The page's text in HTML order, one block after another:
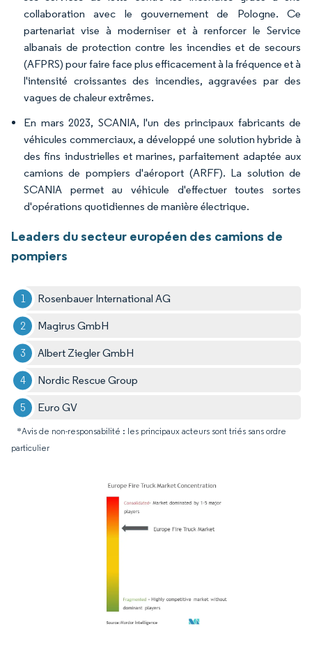
collaboration avec le gouvernement de Pologne. Ce
partenariat vise à moderniser et à renforcer le Service
albanais de protection contre les incendies et de secours
(AFPRS) pour faire face plus efficacement à la fréquence et à
l'intensité croissantes des incendies, aggravées par des
vagues de chaleur extrêmes.
En mars 2023, SCANIA, l'un des principaux fabricants de
véhicules commerciaux, a développé une solution hybride à
des fins industrielles et marines, parfaitement adaptée aux
camions de pompiers d'aéroport (ARFF). La solution de
SCANIA permet au véhicule d'effectuer toutes sortes
d'opérations quotidiennes de manière électrique.
Leaders du secteur européen des camions de
pompiers
Rosenbauer International AG
Magirus GmbH
Albert Ziegler GmbH
Nordic Rescue Group
Euro GV
*Avis de non-responsabilité : les principaux acteurs sont triés sans ordre
particulier